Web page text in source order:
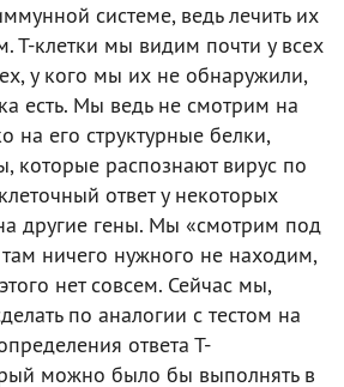
системе, ведь лечить их
Т-клетки мы видим почти у всех
у кого мы их не обнаружили,
есть. Мы ведь не смотрим на
на его структурные белки,
которые распознают вирус по
ответ у некоторых
другие гены. Мы «смотрим под
ничего нужного не находим,
нет совсем. Сейчас мы,
по аналогии с тестом на
ответа Т-
можно было бы выполнять в